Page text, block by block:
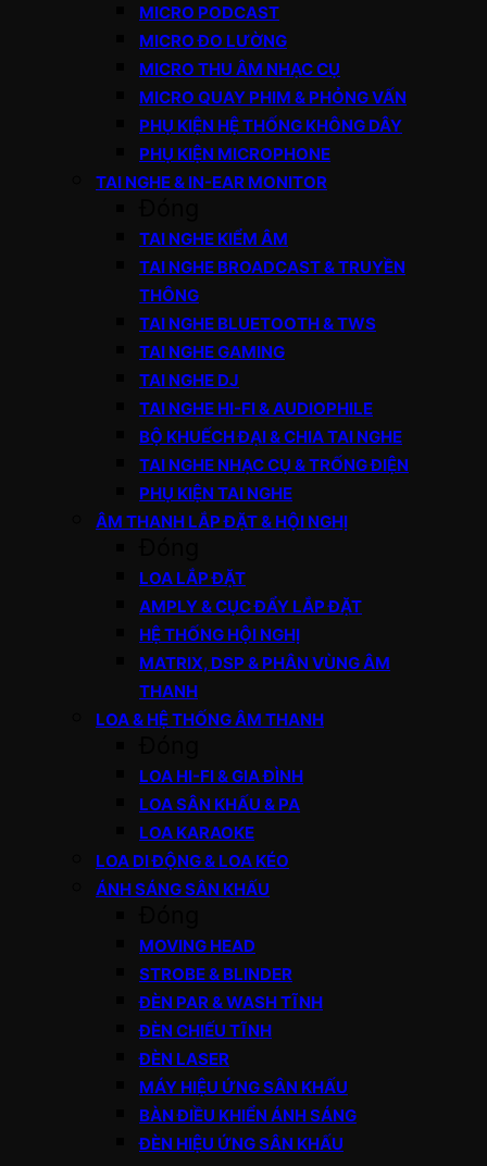
MICRO PODCAST
MICRO ĐO LƯỜNG
MICRO THU ÂM NHẠC CỤ
MICRO QUAY PHIM & PHỎNG VẤN
PHỤ KIỆN HỆ THỐNG KHÔNG DÂY
PHỤ KIỆN MICROPHONE
TAI NGHE & IN-EAR MONITOR
TAI NGHE KIỂM ÂM
TAI NGHE BROADCAST & TRUYỀN
THÔNG
TAI NGHE BLUETOOTH & TWS
TAI NGHE GAMING
TAI NGHE DJ
TAI NGHE HI-FI & AUDIOPHILE
BỘ KHUẾCH ĐẠI & CHIA TAI NGHE
TAI NGHE NHẠC CỤ & TRỐNG ĐIỆN
PHỤ KIỆN TAI NGHE
ÂM THANH LẮP ĐẶT & HỘI NGHỊ
LOA LẮP ĐẶT
AMPLY & CỤC ĐẨY LẮP ĐẶT
HỆ THỐNG HỘI NGHỊ
MATRIX, DSP & PHÂN VÙNG ÂM
THANH
LOA & HỆ THỐNG ÂM THANH
LOA HI-FI & GIA ĐÌNH
LOA SÂN KHẤU & PA
LOA KARAOKE
LOA DI ĐỘNG & LOA KÉO
ÁNH SÁNG SÂN KHẤU
MOVING HEAD
STROBE & BLINDER
ĐÈN PAR & WASH TĨNH
ĐÈN CHIẾU TĨNH
ĐÈN LASER
MÁY HIỆU ỨNG SÂN KHẤU
BÀN ĐIỀU KHIỂN ÁNH SÁNG
ĐÈN HIỆU ỨNG SÂN KHẤU